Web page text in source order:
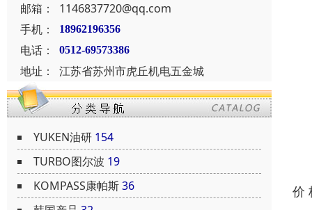
邮箱：
1146837720@qq.com
手机：
18962196356
电话： 0512-69573386
地址： 江苏省苏州市虎丘机电五金城
YUKEN油研 154
TURBO图尔波 19
KOMPASS康帕斯36
价